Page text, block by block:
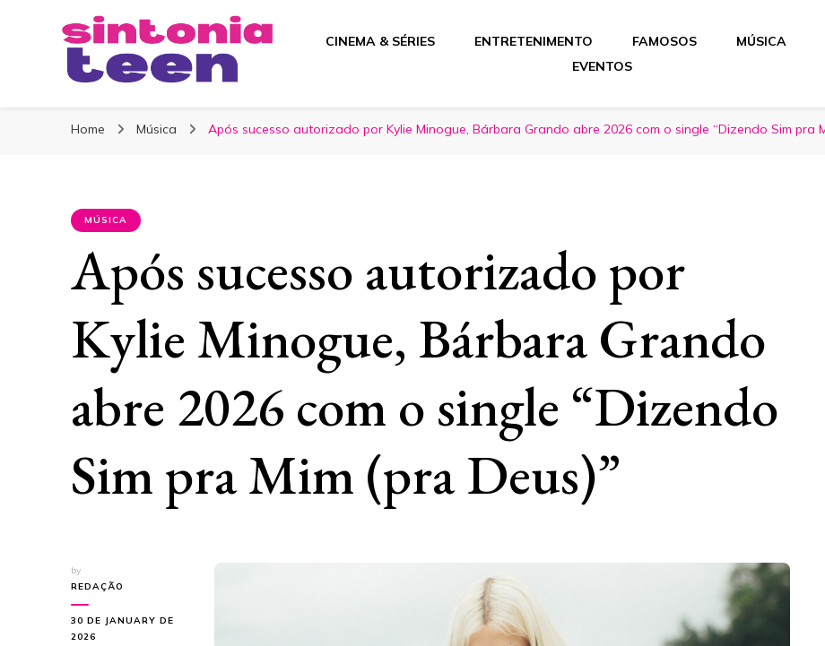
Sintonia Teen
CINEMA & SÉRIES ENTRETENIMENTO FAMOSOS MÚSICA
EVENTOS
Home Música Após sucesso autorizado por Kylie Minogue, Bárbara Grando abre 2026 com o single “Dizendo Sim pra
MÚSICA
Após sucesso autorizado por
Kylie Minogue, Bárbara Grando
abre 2026 com o single “Dizendo
Sim pra Mim (pra Deus)”
by
REDAÇÃO
30 DE JANUARY DE
2026